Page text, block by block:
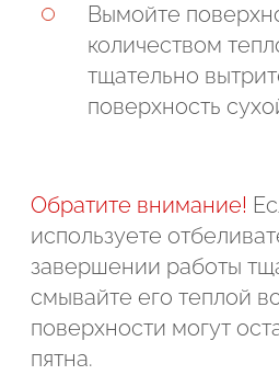
Вымойте
количеством
тщательно
поверхность
Обратите внимание!
используете
завершении работы
смывайте его теплой
поверхности могут
пятна.